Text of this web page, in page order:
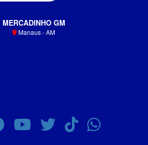
MERCADINHO GM
Manaus - AM